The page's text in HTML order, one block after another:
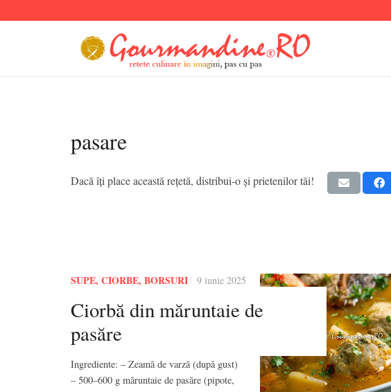
pasare
Dacă îți place această rețetă, distribui-o și prietenilor tăi!
SUPE, CIORBE, BORSURI 9 iunie 2025
Ciorbă din măruntaie de
pasăre
Ingrediente: – Zeamă de varză (după gust)
– 500–600 g măruntaie de pasăre (pipote,